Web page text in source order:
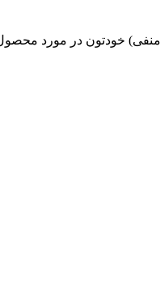
خودتون در مورد محصول